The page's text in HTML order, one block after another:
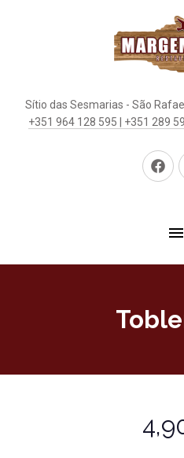
Sítio das Sesmarias - São
+351 964 128 595 | +351 289